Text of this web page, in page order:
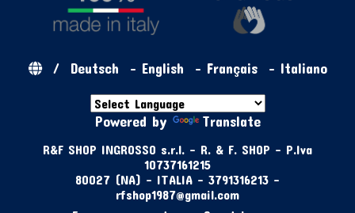
/ Deutsch - English - Français- Italiano
Powered by Translate
R&F SHOP INGROSSO s.r.l. - R. & F. SHOP - P.Iva
10737161215
80027 (NA) - ITALIA - 3791316213 -
rfshop1987@gmail.com